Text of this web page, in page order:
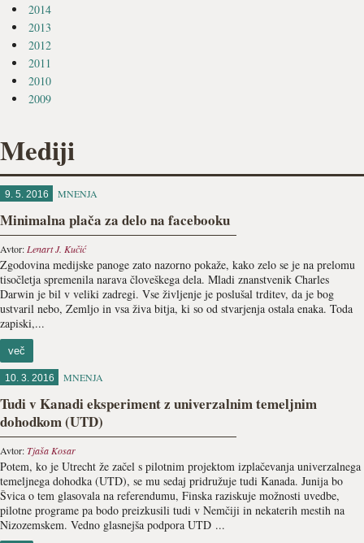
2014
2013
2012
2011
2010
2009
Mediji
9. 5. 2016 MNENJA
Minimalna plača za delo na facebooku
Avtor: Lenart J. Kučić
Zgodovina medijske panoge zato nazorno pokaže, kako zelo se je na prelomu
tisočletja spremenila narava človeškega dela. Mladi znanstvenik Charles
Darwin je bil v veliki zadregi. Vse življenje je poslušal trditev, da je bog
ustvaril nebo, Zemljo in vsa živa bitja, ki so od stvarjenja ostala enaka. Toda
zapiski,...
več
10. 3. 2016 MNENJA
Tudi v Kanadi eksperiment z univerzalnim temeljnim
dohodkom (UTD)
Avtor:Tjaša Kosar
Potem, ko je Utrecht že začel s pilotnim projektom izplačevanja univerzalnega
temeljnega dohodka (UTD), se mu sedaj pridružuje tudi Kanada. Junija bo
Švica o tem glasovala na referendumu, Finska raziskuje možnosti uvedbe,
pilotne programe pa bodo preizkusili tudi v Nemčiji in nekaterih mestih na
Nizozemskem. Vedno glasnejša podpora UTD ...